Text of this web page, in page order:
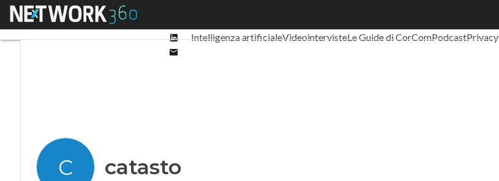
Menu
Linkedin
Intelligenza artificialeVideointervisteLe Guide di CorComPodcastPrivacy
C catasto